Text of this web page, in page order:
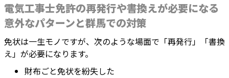
電気工事士免許の再発行や書換えが必要になる
意外なパターンと群馬での対策
免状は一生モノですが、次のような場面で「再発行」「書換
え」が必要になります。
財布ごと免状を紛失した